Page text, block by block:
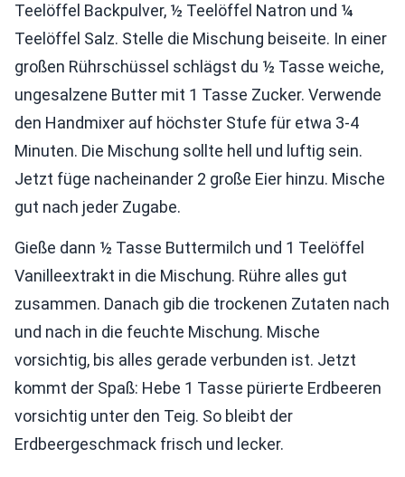
Teelöffel Backpulver, ½ Teelöffel Natron und ¼
Teelöffel Salz. Stelle die Mischung beiseite. In einer
großen Rührschüssel schlägst du ½ Tasse weiche,
ungesalzene Butter mit 1 Tasse Zucker. Verwende
den Handmixer auf höchster Stufe für etwa 3-4
Minuten. Die Mischung sollte hell und luftig sein.
Jetzt füge nacheinander 2 große Eier hinzu. Mische
gut nach jeder Zugabe.
Gieße dann ½ Tasse Buttermilch und 1 Teelöffel
Vanilleextrakt in die Mischung. Rühre alles gut
zusammen. Danach gib die trockenen Zutaten nach
und nach in die feuchte Mischung. Mische
vorsichtig, bis alles gerade verbunden ist. Jetzt
kommt der Spaß: Hebe 1 Tasse pürierte Erdbeeren
vorsichtig unter den Teig. So bleibt der
Erdbeergeschmack frisch und lecker.